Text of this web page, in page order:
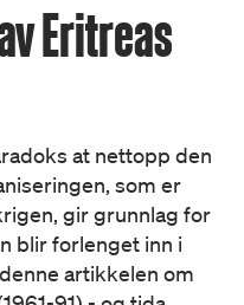
Eritreas
at nettopp den
som er
gir grunnlag for
blir forlenget inn i
artikkelen om